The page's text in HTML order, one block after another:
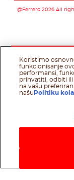
@Ferrero 2026 All
Koristimo
funkcionisanje
performansi,
prihvatiti, odbiti
na vašu
našu Politiku